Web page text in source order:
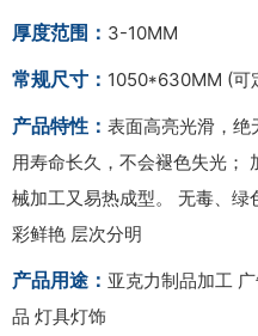
厚度范围： 3-10MM
常规尺寸： 1050*630MM (可
产品特性： 表面高亮光滑，绝
用寿命长久，不会褪色失光；
械加工又易热成型。 无毒、
彩鲜艳 层次分明
产品用途： 亚克力制品加工
品 灯具灯饰